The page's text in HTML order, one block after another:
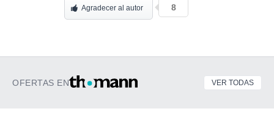
Agradecer al autor 8
OFERTAS EN VER TODAS